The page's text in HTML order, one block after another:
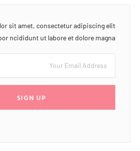
sit amet, consectetur adipiscing elit
ncididunt ut labore et dolore magna
SIGN UP